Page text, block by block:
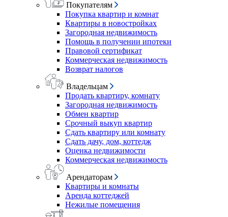
Покупателям
Покупка квартир и комнат
Квартиры в новостройках
Загородная недвижимость
Помощь в получении ипотеки
Правовой сертификат
Коммерческая недвижимость
Возврат налогов
Владельцам
Продать квартиру, комнату
Загородная недвижимость
Обмен квартир
Срочный выкуп квартир
Сдать квартиру или комнату
Сдать дачу, дом, коттедж
Оценка недвижимости
Коммерческая недвижимость
Арендаторам
Квартиры и комнаты
Аренда коттеджей
Нежилые помещения